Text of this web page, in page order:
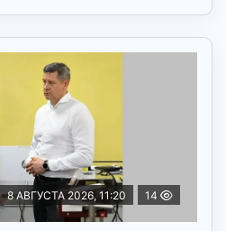
8 АВГУСТА 2026, 11:20 14